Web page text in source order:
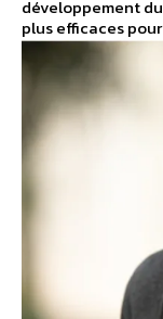
développement
plus efficaces